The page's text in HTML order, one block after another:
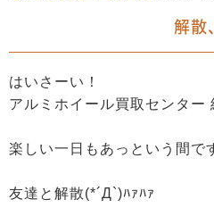
解散、
はいさーい！
アルミホイール買取センター
楽しい一日もあっという間で
友達と解散(*´Д`)ﾊｧﾊｧ